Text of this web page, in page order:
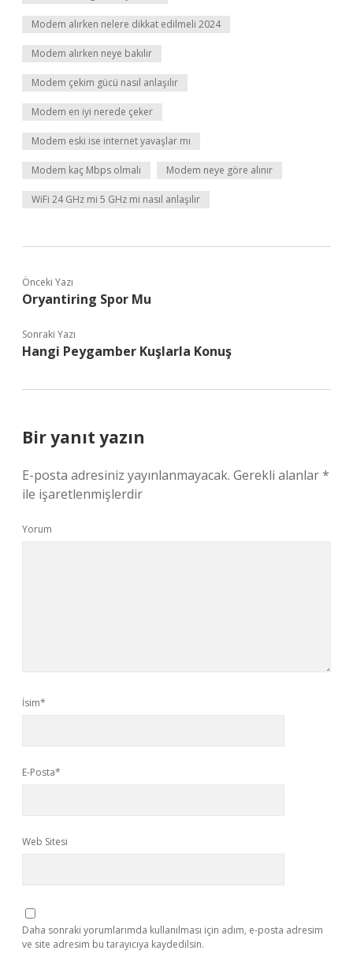
Modem alırken nelere dikkat edilmeli 2024
Modem alırken neye bakılır
Modem çekim gücü nasıl anlaşılır
Modem en iyi nerede çeker
Modem eski ise internet yavaşlar mı
Modem kaç Mbps olmalı Modem neye göre alınır
WiFi 24 GHz mi 5 GHz mi nasıl anlaşılır
Önceki Yazı
Oryantiring Spor Mu
Sonraki Yazı
Hangi Peygamber Kuşlarla Konuş
Bir yanıt yazın
E-posta adresiniz yayınlanmayacak. Gerekli alanlar*
ile işaretlenmişlerdir
Yorum
İsim*
E-Posta*
Web Sitesi
Daha sonraki yorumlarımda kullanılması için adım, e-posta adresim
ve site adresim bu tarayıcıya kaydedilsin.